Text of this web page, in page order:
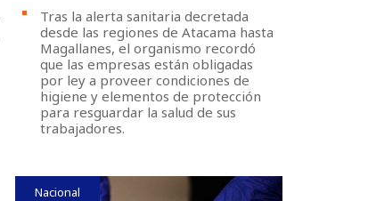
Tras la alerta sanitaria decretada
desde las regiones de Atacama hasta
Magallanes, el organismo recordó
que las empresas están obligadas
por ley a proveer condiciones de
higiene y elementos de protección
para resguardar la salud de sus
trabajadores.
Nacional